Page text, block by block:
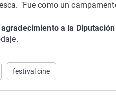
"Fue como un
agradecimiento a la
festival cine